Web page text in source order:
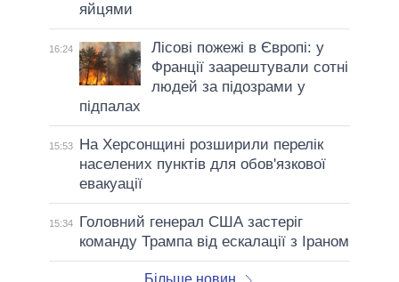
яйцями
16:24
Лісові пожежі в Європі: у
Франції заарештували сотні
людей за підозрами у
підпалах
15:53
На Херсонщині розширили перелік
населених пунктів для обов'язкової
евакуації
15:34
Головний генерал США застеріг
команду Трампа від ескалації з Іраном